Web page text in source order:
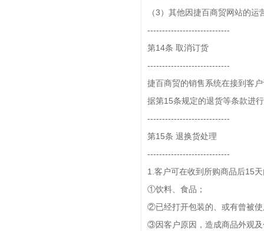
（3）其他因捷百商贸网站的
----------------------------
第14条 取消订货
----------------------------
捷百商贸的销售系统在接到客
据第15条规定的退货等条款进
----------------------------
第15条 退换货处理
----------------------------
1.客户可在收到所购商品后15
①饮料、食品；
②已经打开包装的、或有曾被
③因客户原因，造成商品外观